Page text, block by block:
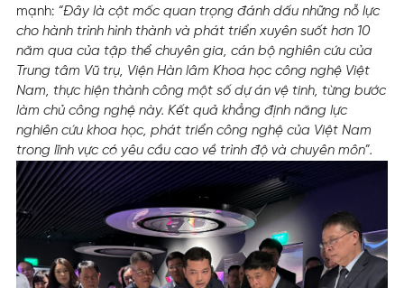
mạnh: “Đây là cột mốc quan trọng đánh dấu những nỗ lực
cho hành trình hình thành và phát triển xuyên suốt hơn 10
năm qua của tập thể chuyên gia, cán bộ nghiên cứu của
Trung tâm Vũ trụ, Viện Hàn lâm Khoa học công nghệ Việt
Nam, thực hiện thành công một số dự án vệ tinh, từng bước
làm chủ công nghệ này. Kết quả khẳng định năng lực
nghiên cứu khoa học, phát triển công nghệ của Việt Nam
trong lĩnh vực có yêu cầu cao về trình độ và chuyên môn”.